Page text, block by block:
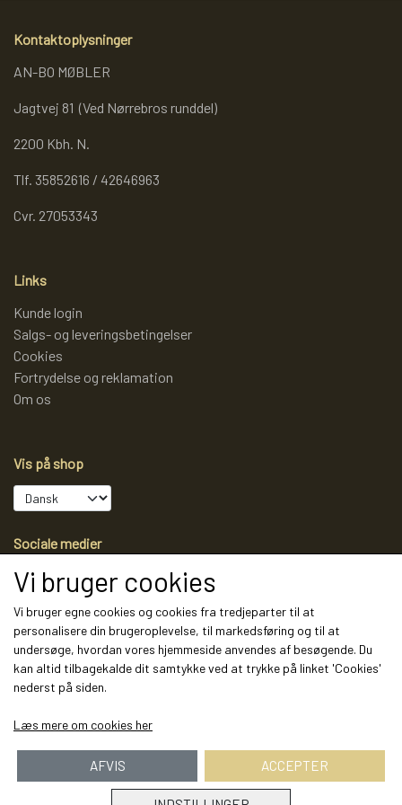
REOLER/OPBEVARING
Kontaktoplysninger
AN-BO MØBLER
Jagtvej 81 (Ved Nørrebros runddel)
2200 Kbh. N.
Tlf. 35852616 / 42646963
Cvr. 27053343
Links
Kunde login
Salgs- og leveringsbetingelser
Cookies
Fortrydelse og reklamation
Om os
Vis på shop
Sociale medier
Modtag vores nyhedsbrev via e-mail
Tilmeld
Vi bruger cookies
Vi bruger egne cookies og cookies fra tredjeparter til at
personalisere din brugeroplevelse, til markedsføring og til at
undersøge, hvordan vores hjemmeside anvendes af besøgende. Du
kan altid tilbagekalde dit samtykke ved at trykke på linket 'Cookies'
nederst på siden.
Læs mere om cookies her
AFVIS ACCEPTER